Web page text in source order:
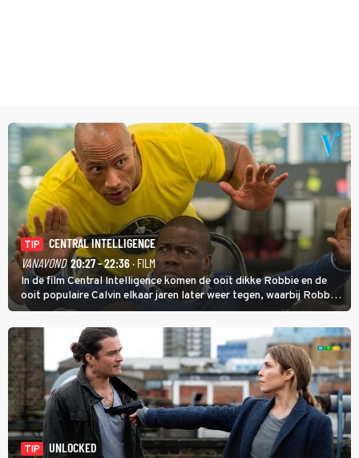
TIP
CENTRAL INTELLIGENCE
VANAVOND 20:27 - 22:36· FILM
In de film Central Intelligence komen de ooit dikke Robbie en de
ooit populaire Calvin elkaar jaren later weer tegen, waarbij Robbie,
inmiddels supergespierd en werkzaam voor de CIA, Calvins hulp
goed kan gebruiken.
TIP
UNLOCKED